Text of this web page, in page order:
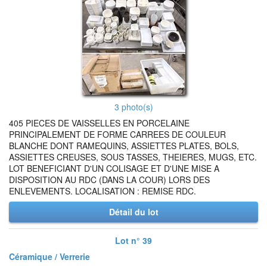
3 photo(s)
405 PIECES DE VAISSELLES EN PORCELAINE
PRINCIPALEMENT DE FORME CARREES DE COULEUR
BLANCHE DONT RAMEQUINS, ASSIETTES PLATES, BOLS,
ASSIETTES CREUSES, SOUS TASSES, THEIERES, MUGS, ETC.
LOT BENEFICIANT D'UN COLISAGE ET D'UNE MISE A
DISPOSITION AU RDC (DANS LA COUR) LORS DES
ENLEVEMENTS. LOCALISATION : REMISE RDC.
Détail du lot
Lot n° 39
Céramique / Verrerie